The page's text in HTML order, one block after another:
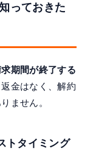
っておきた
期間が終了する
返金はなく、解約
ません。
トタイミング